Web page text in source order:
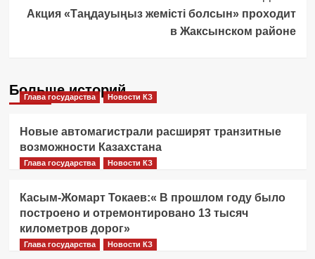
Акция «Таңдауыңыз жемісті болсын» проходит
в Жаксынском районе
Больше историй
Глава государства Новости КЗ
Новые автомагистрали расширят транзитные
возможности Казахстана
Глава государства Новости КЗ
Касым-Жомарт Токаев:« В прошлом году было
построено и отремонтировано 13 тысяч
километров дорог»
Глава государства Новости КЗ